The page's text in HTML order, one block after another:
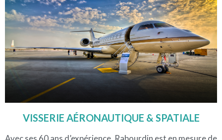
VISSERIE AÉRONAUTIQUE & SPATIALE